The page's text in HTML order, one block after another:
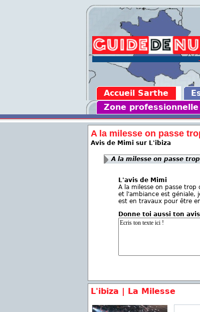
Accueil Sarthe
Zone professionnelle
A la milesse on passe
Avis de Mimi sur L'ibiza
A la milesse on passe
L'avis de Mimi
A la milesse on passe
et l'ambiance est géniale,
est en travaux pour être
Donne toi aussi ton
L'ibiza | La Milesse